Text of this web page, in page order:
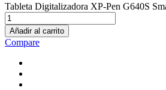
Tableta Digitalizadora XP-Pen G640S
Añadir al carrito
Compare